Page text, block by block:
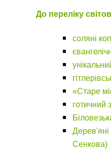
До переліку
соляні
«Старе
готичний
Сенкова)